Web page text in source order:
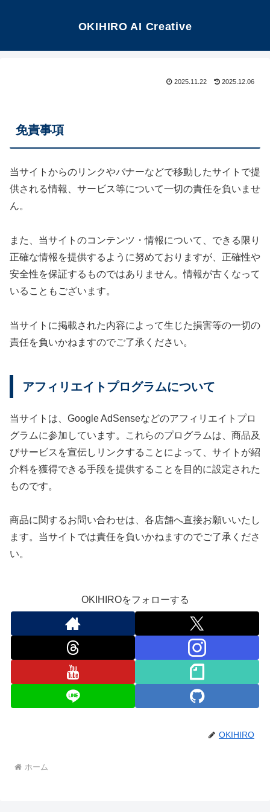
OKIHIRO AI Creative
2025.11.22 2025.12.06
免責事項
当サイトからのリンクやバナーなどで移動したサイトで提
供される情報、サービス等について一切の責任を負いませ
ん。
また、当サイトのコンテンツ・情報について、できる限り
正確な情報を提供するように努めておりますが、正確性や
安全性を保証するものではありません。情報が古くなって
いることもございます。
当サイトに掲載された内容によって生じた損害等の一切の
責任を負いかねますのでご了承ください。
アフィリエイトプログラムについて
当サイトは、Google AdSenseなどのアフィリエイトプロ
グラムに参加しています。これらのプログラムは、商品及
びサービスを宣伝しリンクすることによって、サイトが紹
介料を獲得できる手段を提供することを目的に設定された
ものです。
商品に関するお問い合わせは、各店舗へ直接お願いいたし
ます。当サイトでは責任を負いかねますのでご了承くださ
い。
OKIHIROをフォローする
OKIHIRO
ホーム